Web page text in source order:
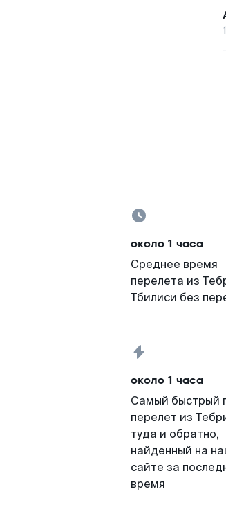
около 1 часа
Среднее время
перелета из
Тбилиси без
около 1 часа
Самый быстрый
перелет из
туда и обратно,
найденный на
сайте за
время